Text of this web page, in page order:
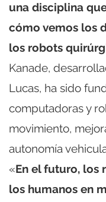
una disciplina
cómo vemos los
los robots
Kanade,
Lucas, ha sido
computadoras y
movimiento,
autonomía
«En el futuro, los
los humanos en